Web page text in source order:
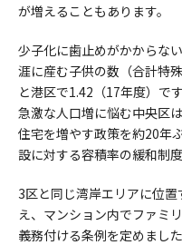
が増えることもあります。
少子化に歯止めがかからな
涯に産む子供の数（合計特
と港区で1.42（17年度）です
急激な人口増に悩む中央区
住宅を増やす政策を約20年
設に対する容積率の緩和制
3区と同じ湾岸エリアに位
え、マンション内でファミ
義務付ける条例を定めました